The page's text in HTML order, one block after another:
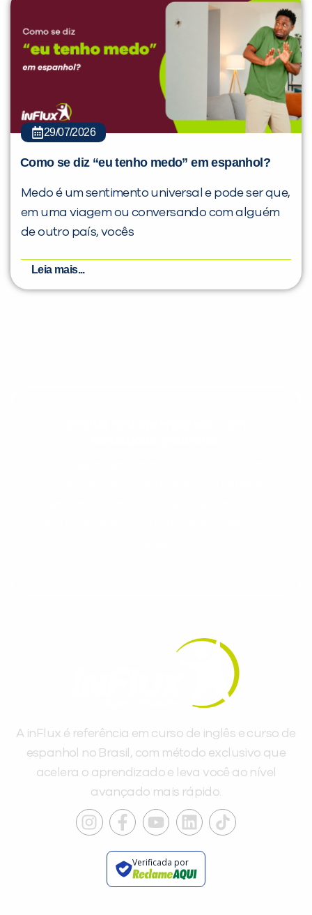
29/07/2026
Como se diz “eu tenho medo” em espanhol?
Medo é um sentimento universal e pode ser que,
em uma viagem ou conversando com alguém
de outro país, vocês
Leia mais...
A inFlux é referência em curso de inglês e curso de
espanhol no Brasil, com método exclusivo que
acelera o aprendizado e leva você ao nível
avançado mais rápido.
Verificada por